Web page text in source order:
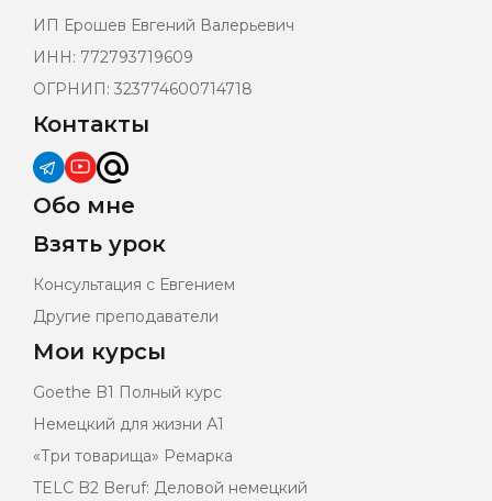
ИП Ерошев Евгений Валерьевич
ИНН: 772793719609
ОГРНИП: 323774600714718
Контакты
Обо мне
Взять урок
Консультация с Евгением
Другие преподаватели
Мои курсы
Goethe B1 Полный курс
Немецкий для жизни А1
«Три товарища» Ремарка
TELC B2 Beruf: Деловой немецкий